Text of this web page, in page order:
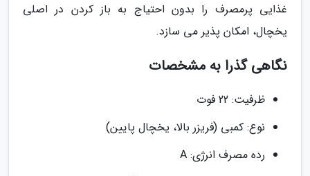
غذایی پرمصرف را بدون احتیاج به باز کردن در اصلی
یخچال، امکان پذیر می سازد.
نگاهی گذرا به مشخصات
ظرفیت: 22 فوت
نوع: کمبی (فریزر بالا، یخچال پایین)
رده مصرف انرژی: A